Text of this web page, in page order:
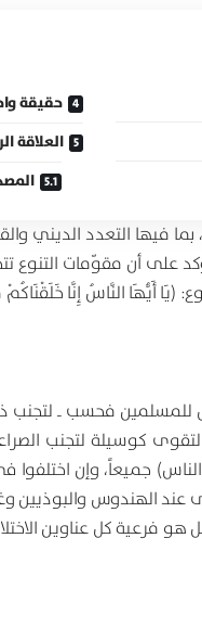
حقيقة
العلاقة
فيها التعدد الديني
على أن مقوّمات
(يَا أَيُّهَا النَّاسُ إِنَّا
للمسلمين فحسب ـ
كوسيلة لتجنب
جميعاً، وإن
الهندوس والبوذيين
هو فرعية كل عناوين